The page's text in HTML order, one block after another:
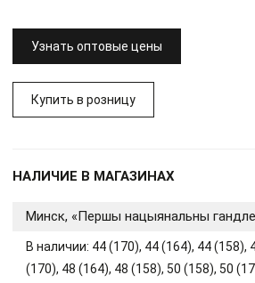
Узнать оптовые цены
Купить в розницу
НАЛИЧИЕ В МАГАЗИНАХ
Минск, «Першы нацыянальны
В наличии: 44 (170), 44 (164), 44 (158),
(170), 48 (164), 48 (158), 50 (158), 50